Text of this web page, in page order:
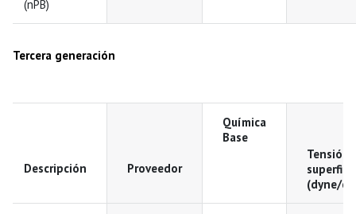
(nPB)
Tercera generación
Descripción Proveedor
Química
Base
Tensión
(dyne/